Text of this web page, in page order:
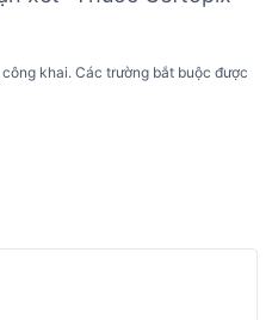
khai. Các trường bắt buộc được